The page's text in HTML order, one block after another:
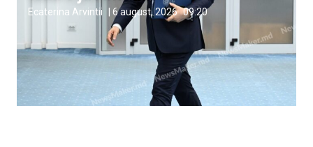
Ecaterina Arvintii 6 august, 2026 09:20